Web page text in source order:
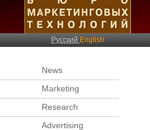
РусскийEnglish
News
Marketing
Research
Advertising